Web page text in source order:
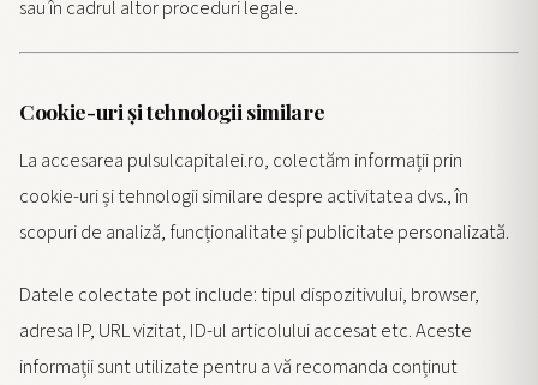
sau în cadrul altor proceduri legale.
Cookie-uri și tehnologii similare
La accesarea pulsulcapitalei.ro, colectăm informații prin
cookie-uri și tehnologii similare despre activitatea dvs., în
scopuri de analiză, funcționalitate și publicitate personalizată.
Datele colectate pot include: tipul dispozitivului, browser,
adresa IP, URL vizitat, ID-ul articolului accesat etc. Aceste
informații sunt utilizate pentru a vă recomanda conținut